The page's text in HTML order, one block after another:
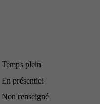
Temps plein
En présentiel
Non renseigné